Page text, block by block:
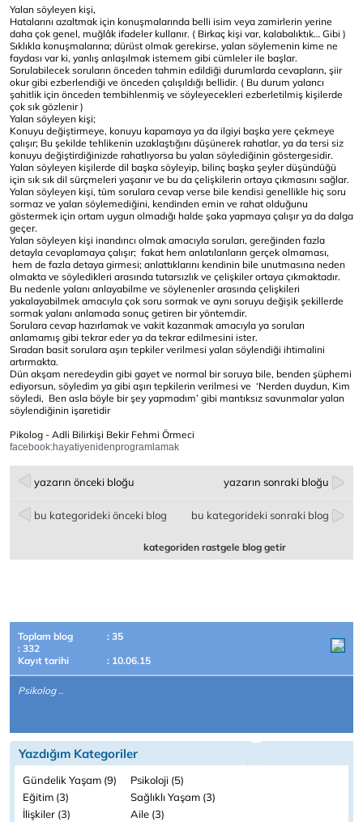
Yalan söyleyen kişi,
Hatalarını azaltmak için konuşmalarında belli isim veya zamirlerin yerine
daha çok genel, muğlâk ifadeler kullanır. ( Birkaç kişi var, kalabalıktık… Gibi )
Sıklıkla konuşmalarına; dürüst olmak gerekirse, yalan söylemenin kime ne
faydası var ki, yanlış anlaşılmak istemem gibi cümleler ile başlar.
Sorulabilecek soruların önceden tahmin edildiği durumlarda cevapların, şiir
okur gibi ezberlendiği ve önceden çalışıldığı bellidir. ( Bu durum yalancı
şahitlik için önceden tembihlenmiş ve söyleyecekleri ezberletilmiş kişilerde
çok sık gözlenir )
Yalan söyleyen kişi;
Konuyu değiştirmeye, konuyu kapamaya ya da ilgiyi başka yere çekmeye
çalışır; Bu şekilde tehlikenin uzaklaştığını düşünerek rahatlar, ya da tersi siz
konuyu değiştirdiğinizde rahatlıyorsa bu yalan söylediğinin göstergesidir.
Yalan söyleyen kişilerde dil başka söyleyip, bilinç başka şeyler düşündüğü
için sık sık dil sürçmeleri yaşanır ve bu da çelişkilerin ortaya çıkmasını sağlar.
Yalan söyleyen kişi, tüm sorulara cevap verse bile kendisi genellikle hiç soru
sormaz ve yalan söylemediğini, kendinden emin ve rahat olduğunu
göstermek için ortam uygun olmadığı halde şaka yapmaya çalışır ya da dalga
geçer.
Yalan söyleyen kişi inandırıcı olmak amacıyla soruları, gereğinden fazla
detayla cevaplamaya çalışır; fakat hem anlatılanların gerçek olmaması,
hem de fazla detaya girmesi; anlattıklarını kendinin bile unutmasına neden
olmakta ve söyledikleri arasında tutarsızlık ve çelişkiler ortaya çıkmaktadır.
Bu nedenle yalanı anlayabilme ve söylenenler arasında çelişkileri
yakalayabilmek amacıyla çok soru sormak ve aynı soruyu değişik şekillerde
sormak yalanı anlamada sonuç getiren bir yöntemdir.
Sorulara cevap hazırlamak ve vakit kazanmak amacıyla ya soruları
anlamamış gibi tekrar eder ya da tekrar edilmesini ister.
Sıradan basit sorulara aşırı tepkiler verilmesi yalan söylendiği ihtimalini
artırmakta.
Dün akşam neredeydin gibi gayet ve normal bir soruya bile, benden şüphemi
ediyorsun, söyledim ya gibi aşırı tepkilerin verilmesi ve ‘Nerden duydun, Kim
söyledi, Ben asla böyle bir şey yapmadım’ gibi mantıksız savunmalar yalan
söylendiğinin işaretidir
Pikolog - Adli Bilirkişi Bekir Fehmi Örmeci
facebook:hayatiyenidenprogramlamak
yazarın önceki bloğu yazarın sonraki bloğu
bu kategorideki önceki blog bu kategorideki sonraki blog
kategoriden rastgele blog getir
Toplam blog
: 35
: 332
Kayıt tarihi
: 10.06.15
Psikolog ..
Yazdığım Kategoriler
Gündelik Yaşam (9)
Psikoloji (5)
Eğitim (3)
Sağlıklı Yaşam (3)
İlişkiler (3)
Aile (3)